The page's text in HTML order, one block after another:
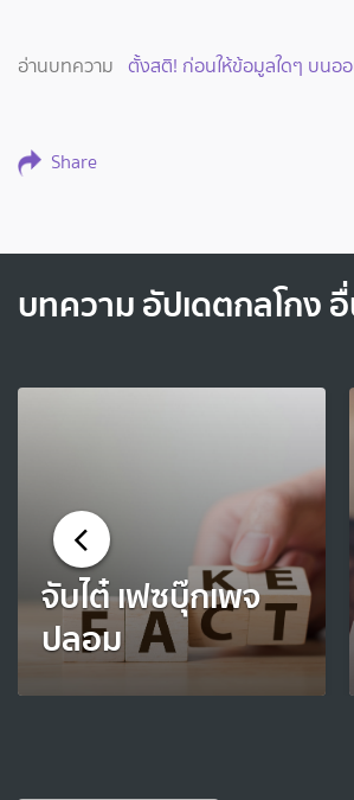
อ่านบทความ ตั้งสติ! ก่อนให้ข้อมูลใดๆ บนอ
Share
บทความ อัปเดตกลโกง
จับไต๋ เฟซบุ๊กเพจ
ปลอม